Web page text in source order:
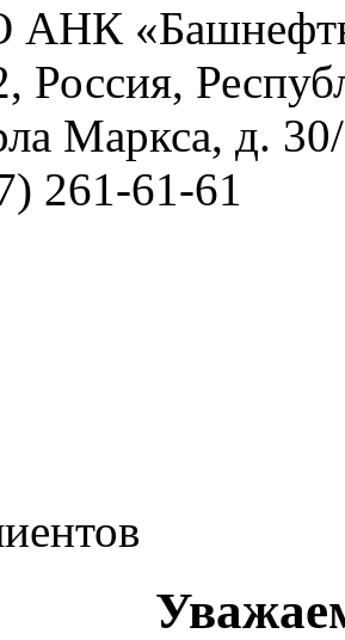
Россия,
Маркса, д.
261-61-61